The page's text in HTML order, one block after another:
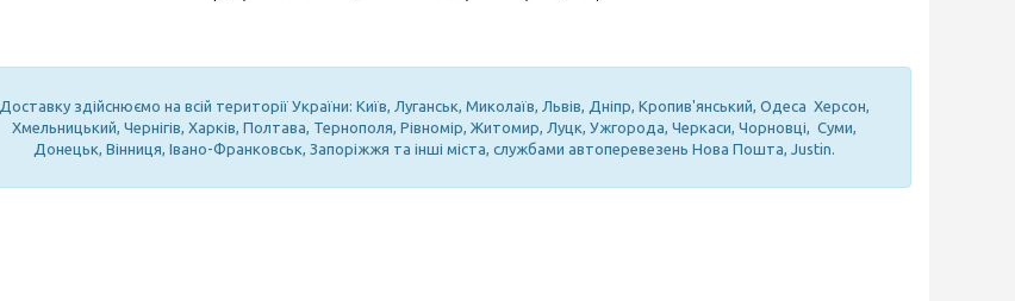
Доставку здійснюємо на всій території України: Київ, Луганськ, Миколаїв, Львів, Дніпр, Кропив'янський, Одеса Херсон,
Хмельницький, Чернігів, Харків, Полтава, Тернополя, Рівномір, Житомир, Луцк, Ужгорода, Черкаси, Чорновці, Суми,
Донецьк, Вінниця, Івано-Франковськ, Запоріжжя та інші міста, службами автоперевезень Нова Пошта, Justin.